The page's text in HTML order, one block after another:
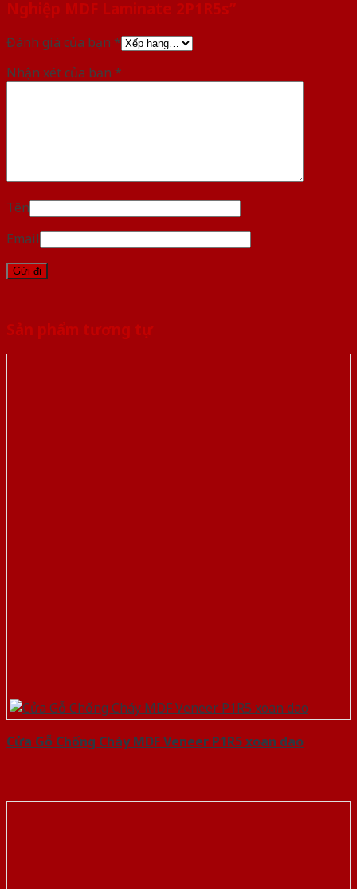
Nghiệp MDF Laminate 2P1R5s”
Đánh giá của bạn *
Nhận xét của bạn *
Tên
Email
Sản phẩm tương tự
Cửa Gỗ Chống Cháy MDF Veneer P1R5 xoan dao